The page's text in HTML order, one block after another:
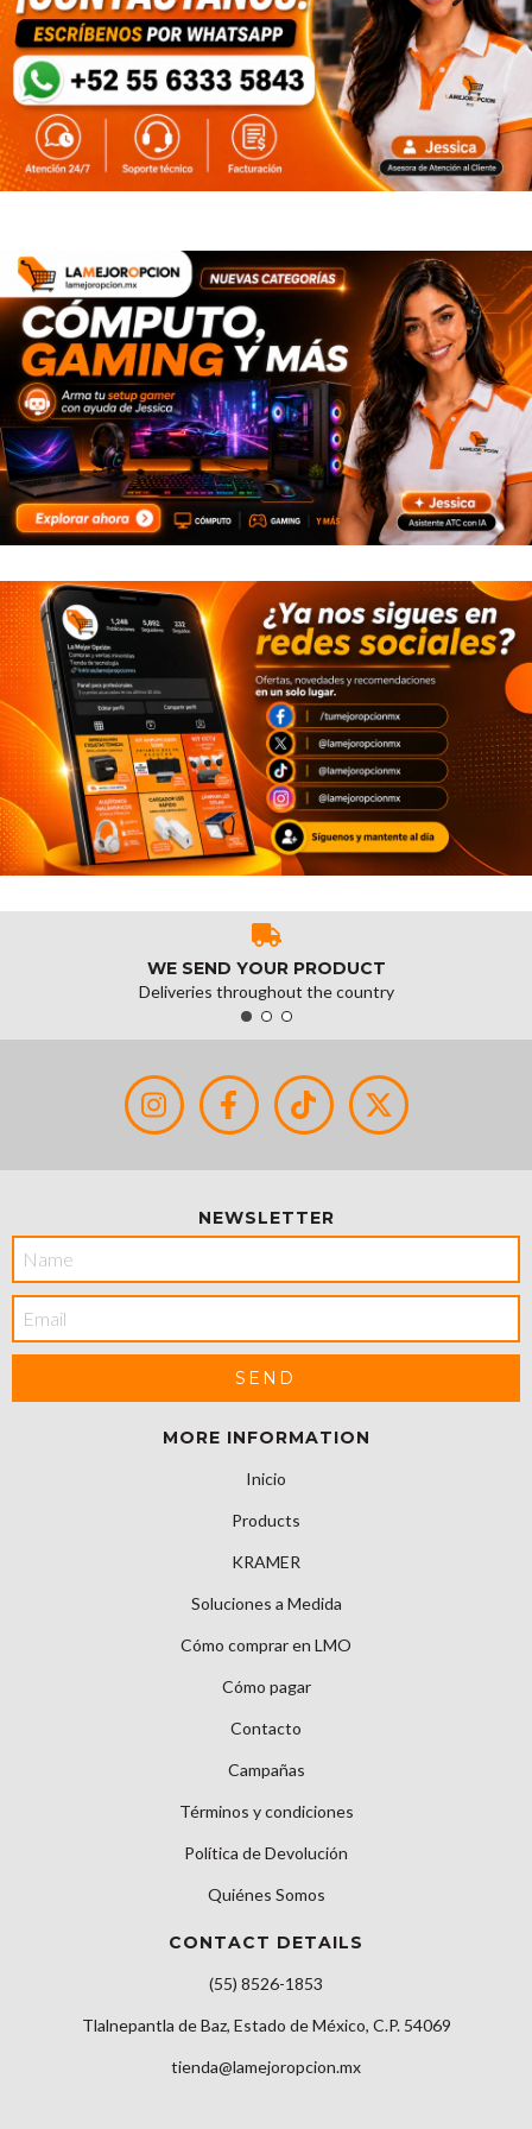
WE SEND YOUR PRODUCT
Deliveries throughout the country
NEWSLETTER
MORE INFORMATION
Inicio
Products
KRAMER
Soluciones a Medida
Cómo comprar en LMO
Cómo pagar
Contacto
Campañas
Términos y condiciones
Política de Devolución
Quiénes Somos
CONTACT DETAILS
(55) 8526-1853
Tlalnepantla de Baz, Estado de México, C.P. 54069
tienda@lamejoropcion.mx